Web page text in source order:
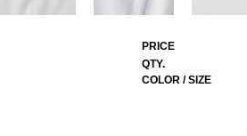
PRICE
QTY.
COLOR / SIZE